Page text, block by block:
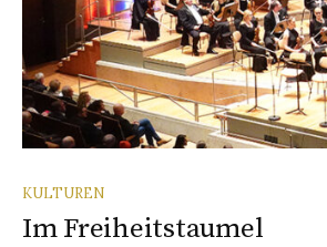
KULTUREN
Im Freiheitstaumel